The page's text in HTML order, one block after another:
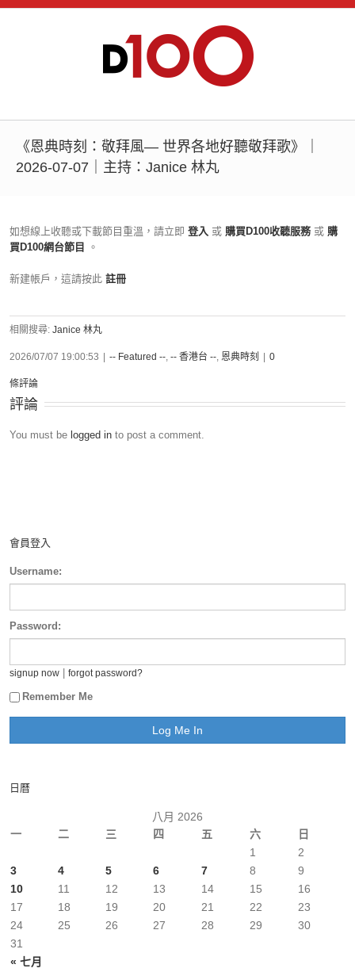
《恩典時刻：敬拜風— 世界各地好聽敬拜歌》｜
2026-07-07｜主持：Janice 林丸
如想線上收聽或下載節目重溫，請立即 登入 或 購買D100收聽服務 或 購
買D100網台節目
。
新建帳戶，這請按此 註冊
相關搜尋: Janice 林丸
2026/07/07 19:00:53 -- Featured --, -- 香港台 --, 恩典時刻 0
條評論
評論
You must be logged in to post a comment.
會員登入
Username:
Password:
signup now forgot password?
Remember Me
日曆
八月 2026
一
二 三 四 五 六 日
« 七月
1
2
3
4 5 6 7 8
9
10
11 12 13 14 15
16
17
18 19 20 21 22
23
24
25 26 27 28 29
30
31